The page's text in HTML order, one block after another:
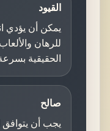
القيود
يمكن أن يؤدي
للرهان
الحقيقية
صالح
يجب أن يتوافق